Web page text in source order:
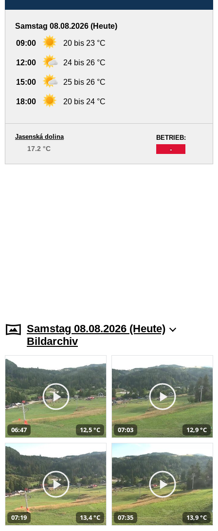
Samstag 08.08.2026 (Heute)
09:00 20 bis 23 °C
12:00 24 bis 26 °C
15:00 25 bis 26 °C
18:00 20 bis 24 °C
BETRIEB:
-
Jasenská dolina
17.2 °C
Samstag 08.08.2026 (Heute)
Bildarchiv
06:47 12,5 °C 07:03 12,9 °C
07:19 13,4 °C 07:35 13,9 °C